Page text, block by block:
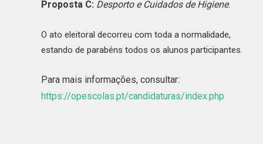
Proposta C: Desporto e Cuidados de Higiene.
O ato eleitoral decorreu com toda a normalidade,
estando de parabéns todos os alunos participantes.
Para mais informações, consultar:
https://opescolas.pt/candidaturas/index.php